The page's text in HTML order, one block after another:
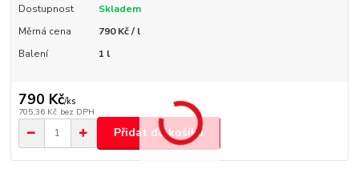
Dostupnost
Skladem
Měrná cena
790 Kč / l
Balení
1 l
790 Kč/ks
705,36 Kč bez DPH
Přidat do košíku